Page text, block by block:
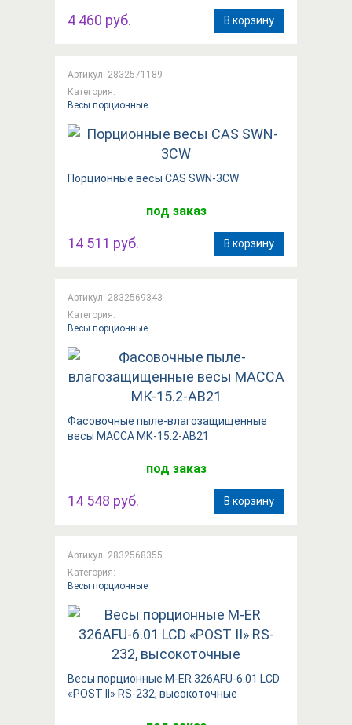
4 460 руб. В корзину
Артикул: 2832571189
Категория:
Весы порционные
Порционные весы CAS SWN-3CW
под заказ
14 511 руб. В корзину
Артикул: 2832569343
Категория:
Весы порционные
Фасовочные пыле-влагозащищенные
весы МАССА МК-15.2-АВ21
под заказ
14 548 руб. В корзину
Артикул: 2832568355
Категория:
Весы порционные
Весы порционные M-ER 326AFU-6.01 LCD
«POST II» RS-232, высокоточные